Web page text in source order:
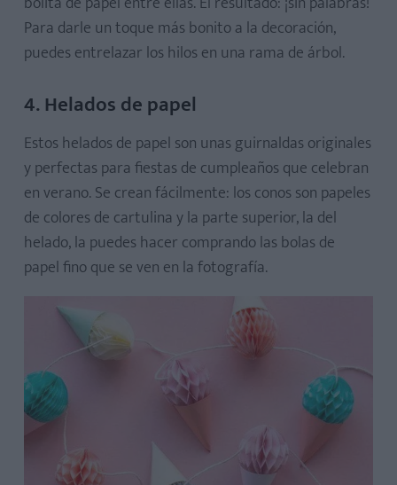
Para darle un toque más bonito a la decoración,
puedes entrelazar los hilos en una rama de árbol.
4. Helados de papel
Estos helados de papel son unas guirnaldas originales
y perfectas para fiestas de cumpleaños que celebran
en verano. Se crean fácilmente: los conos son papeles
de colores de cartulina y la parte superior, la del
helado, la puedes hacer comprando las bolas de
papel fino que se ven en la fotografía.